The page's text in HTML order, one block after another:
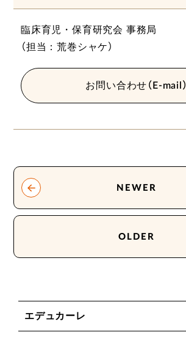
臨床育児・保育研究会 事務局
（担当：荒巻シャケ）
お問い合わせ（E-mail）
NEWER
OLDER
エデュカーレ